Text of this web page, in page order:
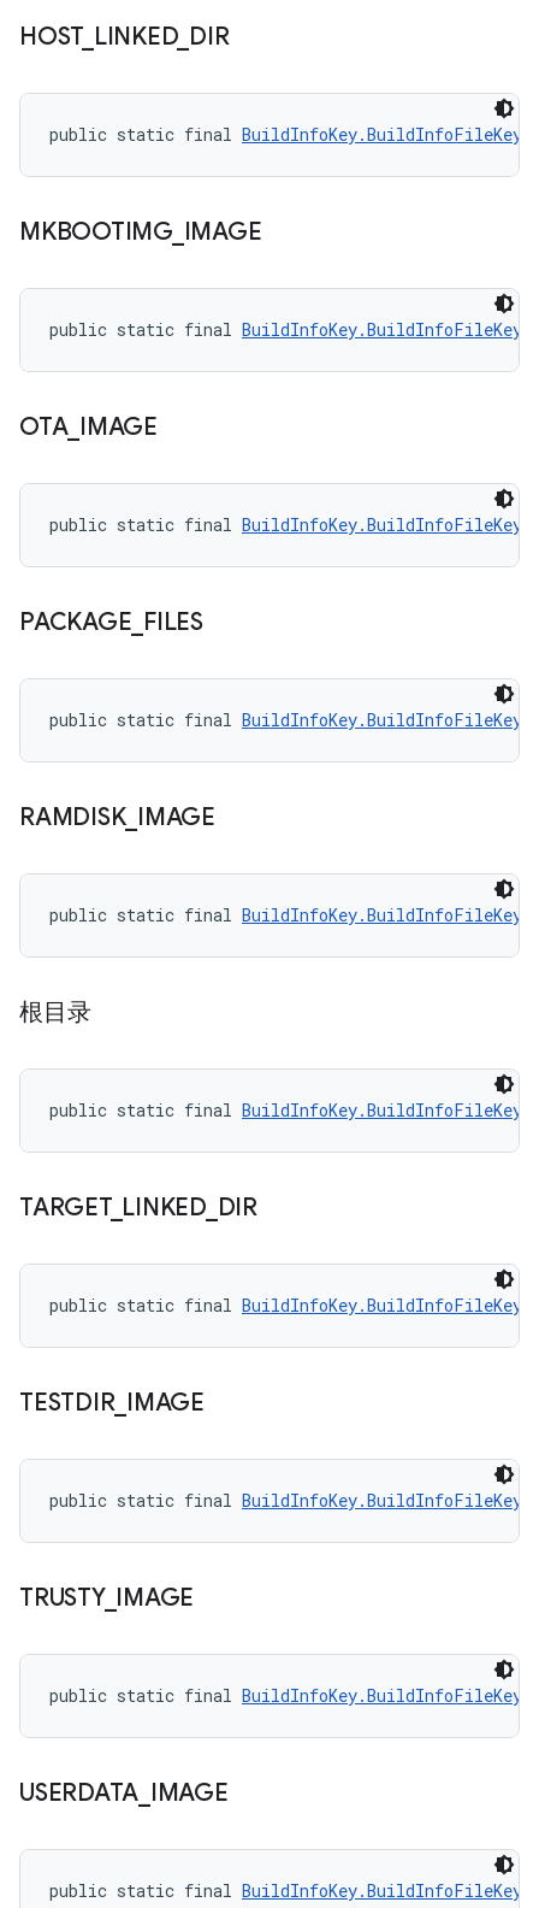
HOST_ LINKED_ DIR
public static final BuildInfoKey.BuildInfoFileKey
MKBOOTIMG_ IMAGE
public static final BuildInfoKey.BuildInfoFileKey
OTA_ IMAGE
public static final BuildInfoKey.BuildInfoFileKey
PACKAGE FILES
public static final BuildInfoKey.BuildInfoFileKey
RAMDISK_ IMAGE
public static final BuildInfoKey.BuildInfoFileKey
根目录
public static final BuildInfoKey.BuildInfoFileKey
TARGET_ LINKED_ DIR
public static final BuildInfoKey.BuildInfoFileKey
TESTDIR_ IMAGE
public static final BuildInfoKey.BuildInfoFileKey
TRUSTY_ IMAGE
public static final BuildInfoKey.BuildInfoFileKey
USERDATA IMAGE
public static final BuildInfoKey.BuildInfoFileKey